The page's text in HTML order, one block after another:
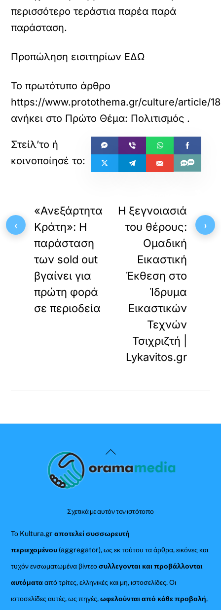
περισσότερο τεράστια παρέα παρά
παράσταση.
Προπώληση εισιτηρίων ΕΔΩ
Το πρωτότυπο άρθρο
https://www.protothema.gr/culture/article/
ανήκει στο Πρώτο Θέμα: Πολιτισμός .
«Ανεξάρτητα
Κράτη»: Η
παράσταση
των sold out
βγαίνει για
πρώτη φορά
σε περιοδεία
Η ξεγνοιασιά
του θέρους:
Ομαδική
Εικαστική
Έκθεση στο
Ίδρυμα
Εικαστικών
Τεχνών
Τσιχριζτή |
Lykavitos.gr
Back
To
Σχετικά με αυτόν τον ιστότοπο
Το Kultura.grαποτελεί συσσωρευτή
περιεχομένου (aggregator), ως εκ τούτου τα άρθρα, εικόνες και
τυχόν ενσωματωμένα βίντεοσυλλεγονται και προβάλλονται
αυτόματααπό τρίτες, ελληνικές και μη, ιστοσελίδες. Οι
ιστοσελίδες αυτές, ως πηγές,ωφελούνται από κάθε προβολή,
‹ ›